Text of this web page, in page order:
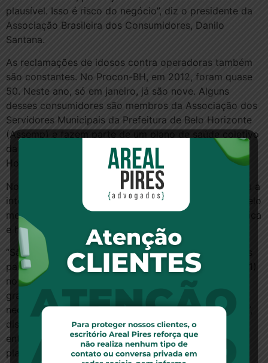
plausível. Isso é risco do negócio”, diz o presidente da
Associação Brasileira dos Consumidores, Danilo
Santana.
As reclamações de idosos contra operadoras também
são constantes. No Procon-BH, em 2012, foram quase
50. Neste ano, só em janeiro, já são nove. Alguns
desses consumidores são membros da Associação dos
Servidores Municipais da Prefeitura de Belo Horizonte
(Assemp) e fazem parte de um plano de saúde coletivo
da Fundação Santa Casa de Misericórdia de Belo
Horizonte.
No apagar das luzes de 2012, a instituição comunicou a
intenção de rescindir todos os contratos, atingindo pelo
menos 150 idosos que dependem de assistência médica
e hospitalar para sobreviver, segundo a associação.
“São quatro contratos, sendo que três estão previstos
para serem cancelados em 31 de março e um (nº 5971)
no próximo dia 28. Só neste grupo, há 1.600 vidas, a
grande maioria idosos. Cento e cinquenta deles
necessitam de acompanhamento médico ininterrupto”,
disse a Assemp, por nota. Ainda de acordo com a
entidade, a alegação do plano é desequilíbrio na
planilha de custos.